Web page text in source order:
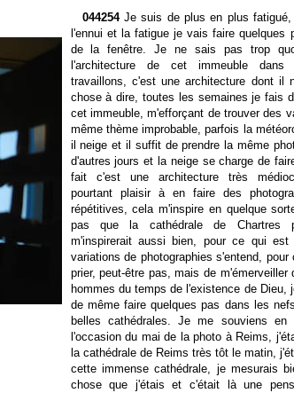
044254Je suis de plus en plus fatigué,
l'ennui et la fatigue je vais faire quelques
de la fenêtre. Je ne sais pas trop
l'architecture de cet immeuble dans
travaillons, c'est une architecture dont il
chose à dire, toutes les semaines je fais
cet immeuble, m'efforçant de trouver des
même thème improbable, parfois la
il neige et il suffit de prendre la même
d'autres jours et la neige se charge de
fait c'est une architecture très
pourtant plaisir à en faire des
répétitives, cela m'inspire en quelque
pas que la cathédrale de Chartres
m'inspirerait aussi bien, pour ce qui
variations de photographies s'entend,
prier, peut-être pas, mais de m'émerveiller
hommes du temps de l'existence de Dieu,
de même faire quelques pas dans les
belles cathédrales. Je me souviens
l'occasion du mai de la photo à Reims,
la cathédrale de Reims très tôt le matin,
cette immense cathédrale, je mesurais
chose que j'étais et c'était là une